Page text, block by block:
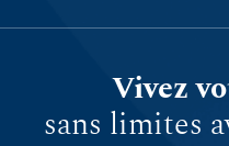
Vivez
sans limites